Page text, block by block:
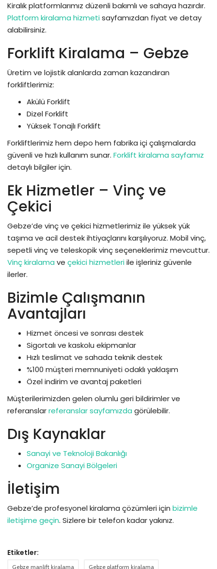
Kiralık platformlarımız düzenli bakımlı ve sahaya hazırdır.
Platform kiralama hizmetisayfamızdan fiyat ve detay
alabilirsiniz.
Forklift Kiralama – Gebze
Üretim ve lojistik alanlarda zaman kazandıran
forkliftlerimiz:
Akülü Forklift
Dizel Forklift
Yüksek Tonajlı Forklift
Forkliftlerimiz hem depo hem fabrika içi çalışmalarda
güvenli ve hızlı kullanım sunar. Forklift kiralama sayfamız
detaylı bilgiler için.
Ek Hizmetler – Vinç ve
Çekici
Gebze’de vinç ve çekici hizmetlerimiz ile yüksek yük
taşıma ve acil destek ihtiyaçlarını karşılıyoruz. Mobil vinç,
sepetli vinç ve teleskopik vinç seçeneklerimiz mevcuttur.
Vinç kiralama ve çekici hizmetleriile işleriniz güvenle
ilerler.
Bizimle Çalışmanın
Avantajları
Hizmet öncesi ve sonrası destek
Sigortalı ve kaskolu ekipmanlar
Hızlı teslimat ve sahada teknik destek
%100 müşteri memnuniyeti odaklı yaklaşım
Özel indirim ve avantaj paketleri
Müşterilerimizden gelen olumlu geri bildirimler ve
referanslarreferanslar sayfamızda görülebilir.
Dış Kaynaklar
Sanayi ve Teknoloji Bakanlığı
Organize Sanayi Bölgeleri
İletişim
Gebze’de profesyonel kiralama çözümleri için bizimle
iletişime geçin. Sizlere bir telefon kadar yakınız.
Etiketler:
Gebze manlift kiralama Gebze platform kiralama